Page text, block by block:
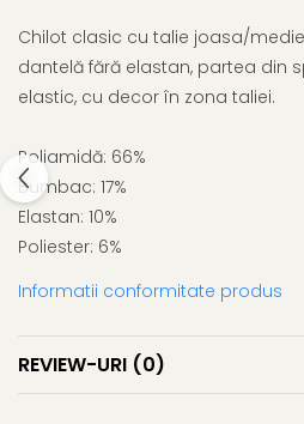
Chilot clasic cu talie joasa/
dantelă fără elastan, partea din
elastic, cu decor în zona taliei.
Poliamidă: 66%
Bumbac: 17%
Elastan: 10%
Poliester: 6%
Informatii conformitate produs
REVIEW-URI (0)